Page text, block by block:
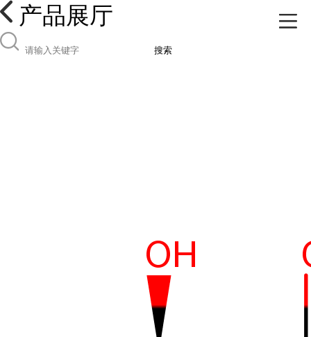
产品展厅
搜索